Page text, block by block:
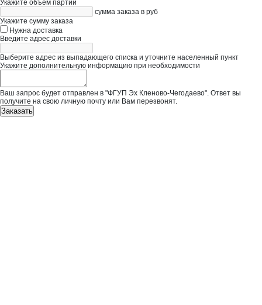
Укажите объём партии
сумма заказа в руб
Укажите сумму заказа
Нужна доставка
Введите адрес доставки
Выберите адрес из выпадающего списка и уточните населенный пункт
Укажите дополнительную информацию при необходимости
Ваш запрос будет отправлен в "ФГУП Эх Кленово-Чегодаево". Ответ вы
получите на свою личную почту или Вам перезвонят.
Заказать